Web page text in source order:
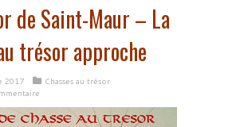
de Saint-Maur – La
trésor approche
2017
Chasses au trésor